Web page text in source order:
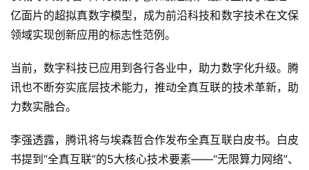
亿面片的超拟真数字模型，成为前沿科技和数字技术在文保
领域实现创新应用的标志性范例。
当前，数字科技已应用到各行各业中，助力数字化升级。腾
讯也不断夯实底层技术能力，推动全真互联的技术革新，助
力数实融合。
李强透露，腾讯将与埃森哲合作发布全真互联白皮书。白皮
书提到“全真互联”的5大核心技术要素——“无限算力网络”、